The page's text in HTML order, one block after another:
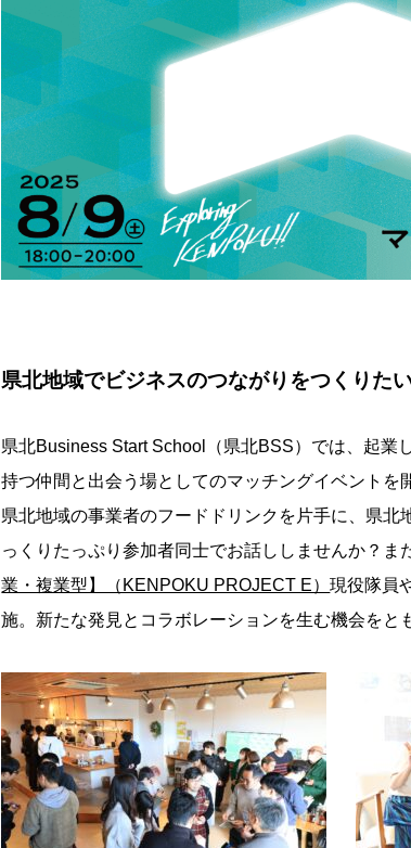
県北地域でビジネスのつながりをつくりた
県北Business Start School（県北BSS）では、起業
持つ仲間と出会う場としてのマッチングイベントを
県北地域の事業者のフードドリンクを片手に、県北
っくりたっぷり参加者同士でお話ししませんか？ま
業・複業型】（KENPOKU PROJECT E）現役隊員
施。新たな発見とコラボレーションを生む機会をと